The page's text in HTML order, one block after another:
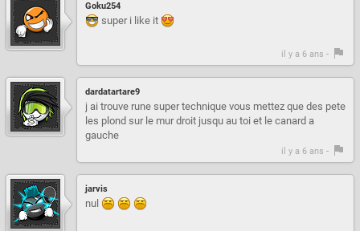
Goku254
super i like it
il y a 6 ans -
dardatartare9
j ai trouve rune super technique vous mettez que des pete
les plond sur le mur droit jusqu au toi et le canard a
gauche
il y a 6 ans -
jarvis
nul